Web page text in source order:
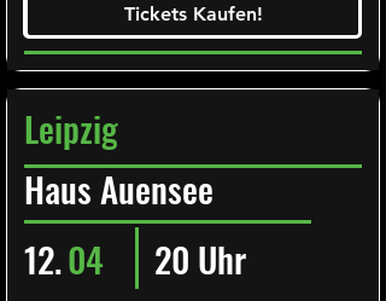
Tickets Kaufen!
Tickets Kaufen!
Leipzig
Haus Auensee
12.04 20 Uhr